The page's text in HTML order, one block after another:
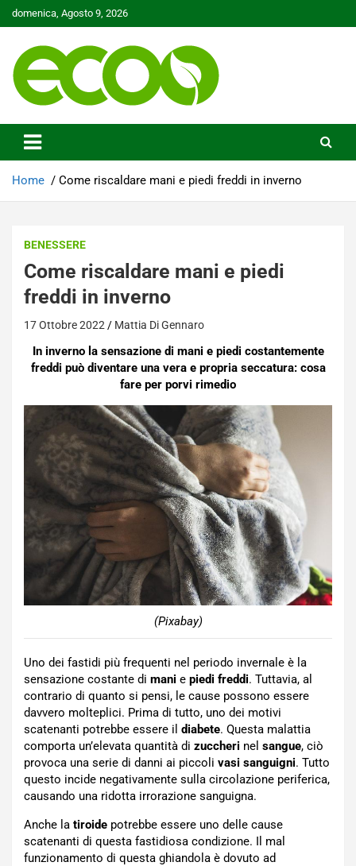
Skip
to
domenica, Agosto 9, 2026
Ecoo.it
Home Come riscaldare mani e piedi freddi in inverno
BENESSERE
Come riscaldare mani e piedi
freddi in inverno
17 Ottobre 2022 Mattia Di Gennaro
In inverno la sensazione di mani e piedi costantemente
freddi può diventare una vera e propria seccatura: cosa
fare per porvi rimedio
(Pixabay)
Uno dei fastidi più frequenti nel periodo invernale è la
sensazione costante di mani e piedi freddi. Tuttavia, al
contrario di quanto si pensi, le cause possono essere
davvero molteplici. Prima di tutto, uno dei motivi
scatenanti potrebbe essere il diabete. Questa malattia
comporta un’elevata quantità di zuccheri nel sangue, ciò
provoca una serie di danni ai piccoli vasi sanguigni. Tutto
questo incide negativamente sulla circolazione periferica,
causando una ridotta irrorazione sanguigna.
Anche la tiroide potrebbe essere uno delle cause
scatenanti di questa fastidiosa condizione. Il mal
funzionamento di questa ghiandola è dovuto ad